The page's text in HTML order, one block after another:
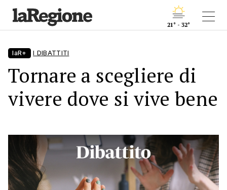
21° - 32°
laR+ I DIBATTITI
Tornare a scegliere di
vivere dove si vive bene